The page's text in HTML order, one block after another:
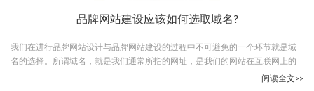
品牌网站建设应该如何选取域名?
我们在进行品牌网站设计与品牌网站建设的过程中不可避免的一个环节就是域
名的选择。所谓域名，就是我们通常所指的网址，是我们的网站在互联网上的
阅读全文>>